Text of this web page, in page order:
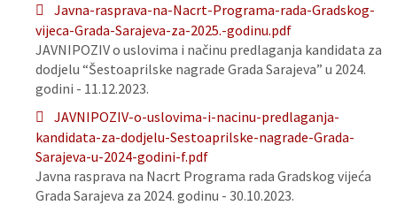
Javna-rasprava-na-Nacrt-Programa-rada-Gradskog-
vijeca-Grada-Sarajeva-za-2025.-godinu.pdf
JAVNIPOZIV o uslovima i načinu predlaganja kandidata za
dodjelu “Šestoaprilske nagrade Grada Sarajeva” u 2024.
godini - 11.12.2023.
JAVNIPOZIV-o-uslovima-i-nacinu-predlaganja-
kandidata-za-dodjelu-Sestoaprilske-nagrade-Grada-
Sarajeva-u-2024-godini-f.pdf
Javna rasprava na Nacrt Programa rada Gradskog vijeća
Grada Sarajeva za 2024. godinu - 30.10.2023.